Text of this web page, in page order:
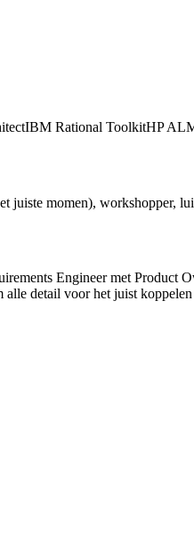
IBM Rational ToolkitHP
juiste momen), workshopper,
Engineer met Product
detail voor het juist